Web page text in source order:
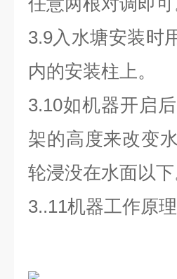
3.9入水塘安装时
内的安装柱上。
3.10如机器开启
架的高度来改变
轮浸没在水面以下
3..11机器工作原